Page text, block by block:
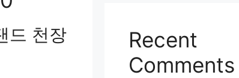
드 천장
Recent
Comments